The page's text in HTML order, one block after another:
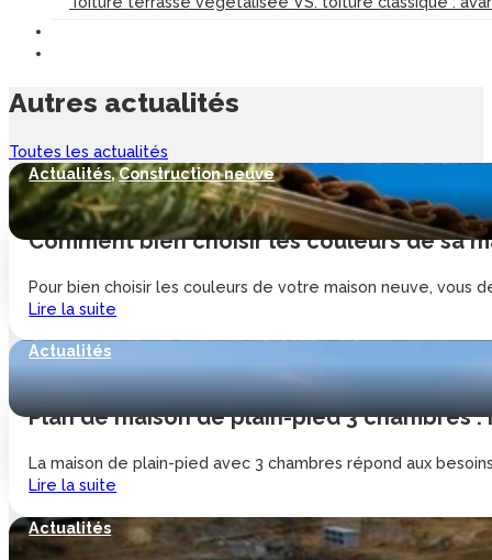
Autres actualités
Toutes les actualités
Actualités,Construction neuve
Comment bien choisir les couleurs de sa
Pour bien choisir les couleurs de votre maison neuve, vous
Lire la suite
Actualités
Plan de maison de plain-pied 3 chambres
La maison de plain-pied avec 3 chambres répond aux
Lire la suite
Actualités